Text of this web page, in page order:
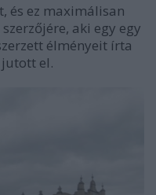
és ez maximálisan
szerzőjére, aki egy egy
élményeit írta
jutott el.